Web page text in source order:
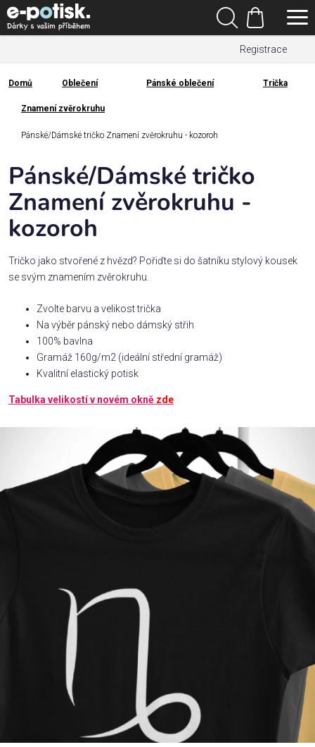
Přejít
na
obsah
Registrace
Hledat
Nákupní
košík
Kategorie
pro
Rodina
Láska
Povolání,
sport
Příležitosti
Oblečení
Domů
Domů Oblečení Pánské oblečení Trička
Znamení zvěrokruhu
Pánské/Dámské tričko Znamení zvěrokruhu - kozoroh
Pánské/Dámské tričko
Znamení zvěrokruhu -
kozoroh
Tričko jako stvořené z hvězd? Pořiďte si do šatníku stylový kousek
se svým znamením zvěrokruhu.
Zvolte barvu a velikost trička
Na výběr pánský nebo dámský střih
100% bavlna
Gramáž 160g/m2 (ideální střední gramáž)
Kvalitní elastický potisk
Tabulka velikostí v novém okně zde